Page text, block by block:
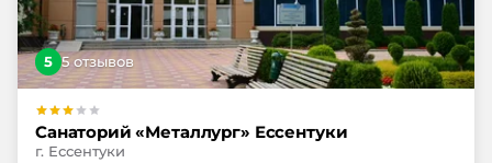
5 5 отзывов
Санаторий «Металлург» Ессентуки
г. Ессентуки